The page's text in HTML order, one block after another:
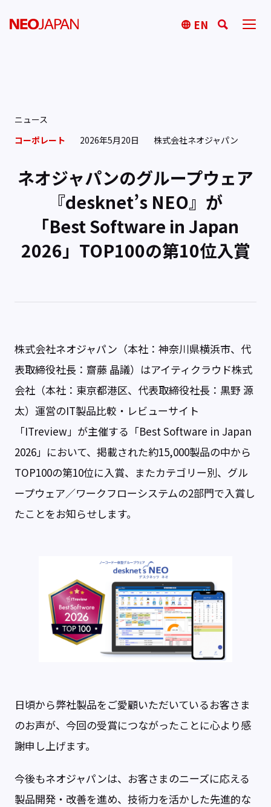
EN
ニュース
コーポレート
2026年5月20日 株式会社ネオジャパン
ネオジャパンのグループウェア
『desknet’s NEO』が
「Best Software in Japan
2026」TOP100の第10位入賞
株式会社ネオジャパン（本社：神奈川県横浜市、代
表取締役社長：齋藤 晶議）はアイティクラウド株式
会社（本社：東京都港区、代表取締役社長：黒野 源
太）運営のIT製品比較・レビューサイト
「ITreview」が主催する「Best Software in Japan
2026」において、掲載された約15,000製品の中から
TOP100の第10位に入賞、またカテゴリー別、グル
ープウェア／ワークフローシステムの2部門で入賞し
たことをお知らせします。
日頃から弊社製品をご愛顧いただいているお客さま
のお声が、今回の受賞につながったことに心より感
謝申し上げます。
今後もネオジャパンは、お客さまのニーズに応える
製品開発・改善を進め、技術力を活かした先進的な